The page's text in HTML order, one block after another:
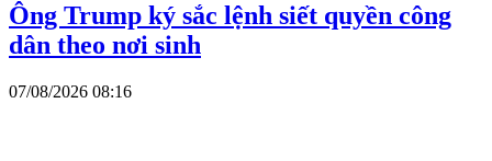
Ông Trump ký sắc lệnh siết quyền công
dân theo nơi sinh
07/08/2026 08:16